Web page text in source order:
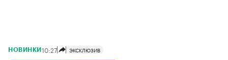
НОВИНКИ 10:27 ЭКСКЛЮЗИВ